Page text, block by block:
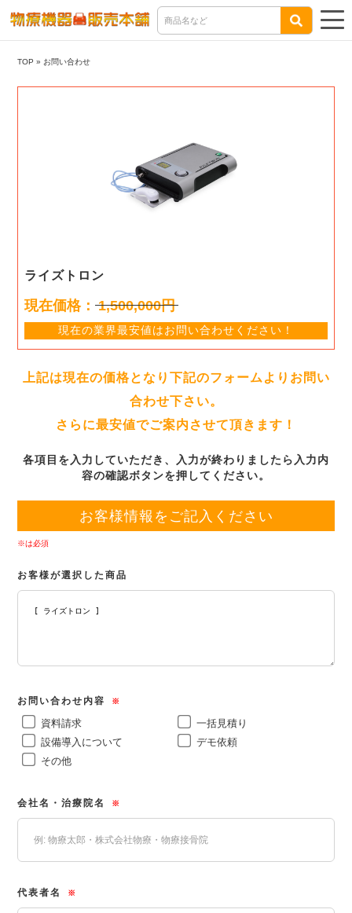
TOP » お問い合わせ
ライズトロン
現在価格：1,500,000円
現在の業界最安値はお問い合わせください！
上記は現在の価格となり下記のフォームよりお問い
合わせ下さい。
さらに最安値でご案内させて頂きます！
各項目を入力していただき、入力が終わりましたら入力内
容の確認ボタンを押してください。
お客様情報をご記入ください
※は必須
お客様が選択した商品
お問い合わせ内容 ※
資料請求
一括見積り
設備導入について
デモ依頼
その他
会社名・治療院名 ※
代表者名 ※